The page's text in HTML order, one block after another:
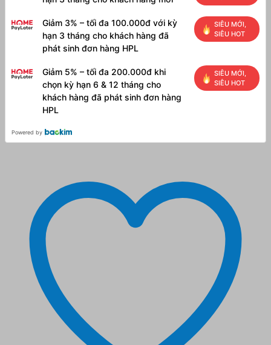
Giảm 3% – tối đa 100.000đ với kỳ
hạn 3 tháng cho khách hàng đã
phát sinh đơn hàng HPL
SIÊU MỚI,
SIÊU HOT
Giảm 5% – tối đa 200.000đ khi
chọn kỳ hạn 6 & 12 tháng cho
khách hàng đã phát sinh đơn hàng
HPL
SIÊU MỚI,
SIÊU HOT
Powered by